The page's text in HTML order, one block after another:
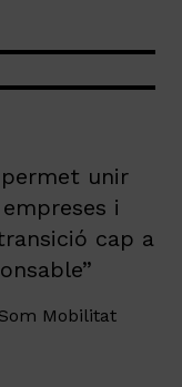
unir
i
cap a
Mobilitat